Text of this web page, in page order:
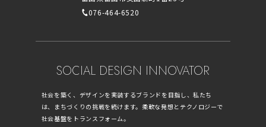
076-464-6520
SOCIAL DESIGN INNOVATOR
社会を築く、デザインを実装するブランドを目指し、私たち
は、まちづくりの挑戦を続けます。柔軟な発想とテクノロジーで
社会基盤をトランスフォーム。